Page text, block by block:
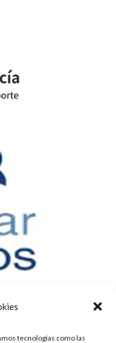
tecnologías como las